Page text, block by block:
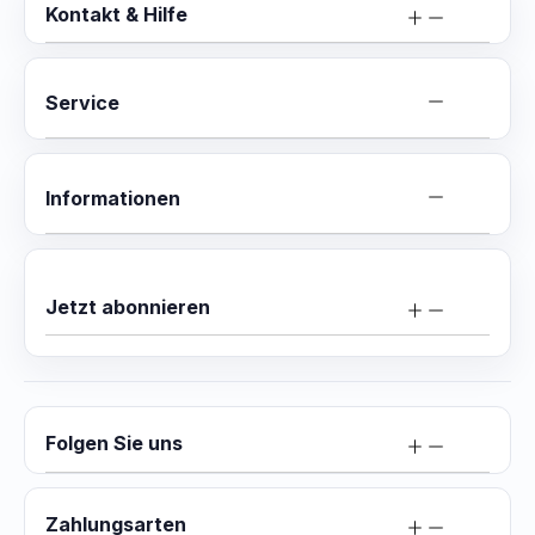
Kontakt & Hilfe
Service
Informationen
Jetzt abonnieren
Folgen Sie uns
Zahlungsarten